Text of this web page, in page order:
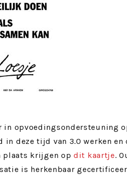
opvoedingsondersteuning
in deze tijd van 3.0 werken en
plaats krijgen opdit kaartje.
is herkenbaar